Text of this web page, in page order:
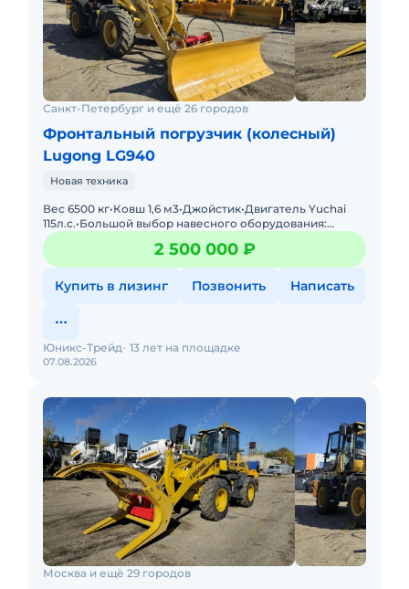
Санкт-Петербург и ещё 26 городов
Фронтальный погрузчик (колесный)
Lugong LG940
Новая техника
Вес 6500 кг•Ковш 1,6 м3•Джойстик•Двигатель Yuchai
115л.с.•Большой выбор навесного оборудования:
2 500 000 ₽
Купить в лизинг Позвонить Написать
07.08.2026
Юникс-Трейд 13 лет на площадке
Москва и ещё 29 городов